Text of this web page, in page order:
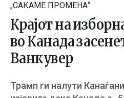
„САКАМЕ ПРОМЕНА“
Крајот на
во Канада
Ванкувер
Трамп ги налути